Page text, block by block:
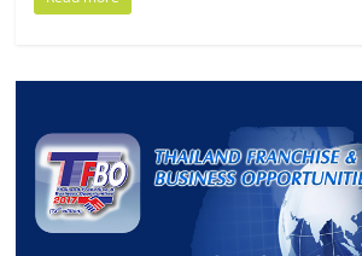
รน
ไชส์,
ที่
ปรึกษา